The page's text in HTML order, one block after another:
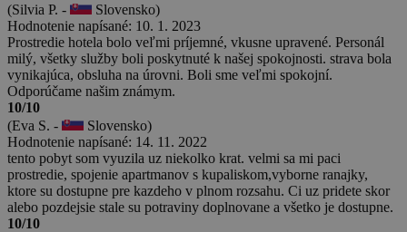
(Silvia P. -
Slovensko)
Hodnotenie napísané: 10. 1. 2023
Prostredie hotela bolo veľmi príjemné, vkusne upravené. Personál
milý, všetky služby boli poskytnuté k našej spokojnosti. strava bola
vynikajúca, obsluha na úrovni. Boli sme veľmi spokojní.
Odporúčame našim známym.
10/10
(Eva S. -
Slovensko)
Hodnotenie napísané: 14. 11. 2022
tento pobyt som vyuzila uz niekolko krat. velmi sa mi paci
prostredie, spojenie apartmanov s kupaliskom,vyborne ranajky,
ktore su dostupne pre kazdeho v plnom rozsahu. Ci uz pridete skor
alebo pozdejsie stale su potraviny doplnovane a všetko je dostupne.
10/10